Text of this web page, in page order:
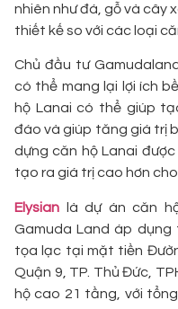
nhiên như đá, gỗ và cây
thiết kế so với các loại
Chủ đầu tư
có thể mang lại lợi ích
hộ Lanai có thể giúp
đáo và giúp tăng giá trị
dựng căn hộ Lanai
tạo ra giá trị cao hơn
Elysian là dự án căn
Gamuda Land áp dụng
tọa lạc tại mặt tiền
Quận 9, TP. Thủ Đức,
hộ cao 21 tầng, với